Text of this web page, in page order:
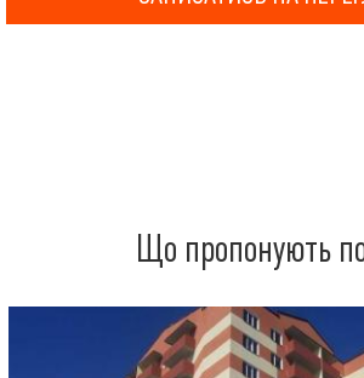
Що пропонують